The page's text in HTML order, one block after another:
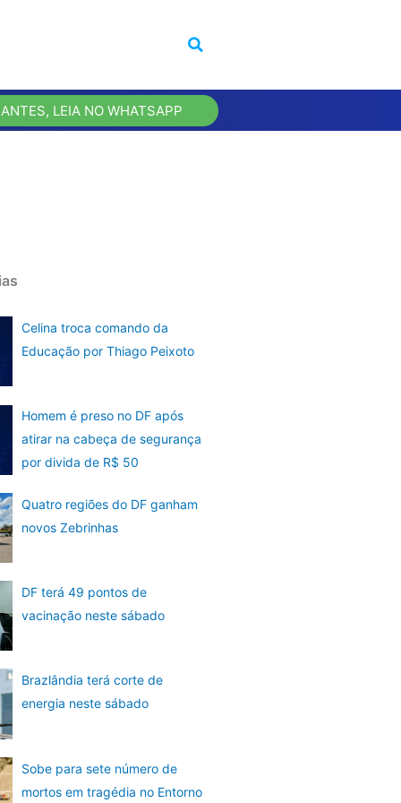
LEIA NO WHATSAPP
Celina troca comando da
Educação por Thiago Peixoto
Homem é preso no DF após
atirar na cabeça de segurança
por divida de R$ 50
Quatro regiões do DF ganham
novos Zebrinhas
DF terá 49 pontos de
vacinação neste sábado
Brazlândia terá corte de
energia neste sábado
Sobe para sete número de
mortos em tragédia no Entorno